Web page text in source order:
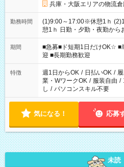
兵庫・大阪エリアの物流倉
勤務時間
(1)9:00～17:00※休憩1ｈ
憩1ｈ 日勤・夕勤・夜勤から
わせて働けるお仕事です(*^^*) 【その他選べる勤務時間】
時/9-17時/9-18時/10-18時/
時/22-翌6時/0-翌8時 ご自身
フト！
期間
■急募■ド短期1日だけOK☆ ■
迎 ■長期勤務歓迎
特徴 週1日からOK / 日払いOK /
業・WワークOK / 服装自由 /
し / パソコンスキル不要
気になる！ 応募
未読